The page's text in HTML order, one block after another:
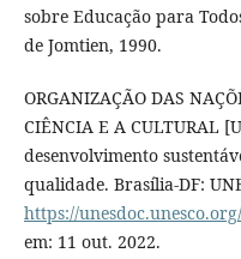
sobre Educação para
de Jomtien, 1990.
ORGANIZAÇÃO DAS
CIÊNCIA E A CULTURAL
desenvolvimento
qualidade. Brasília-DF:
https://
em: 11 out. 2022.